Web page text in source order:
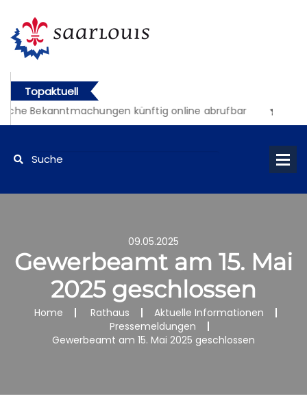
Topaktuell
Bekanntmachungen künftig online abrufbar
09.05.2025
Gewerbeamt am 15. Mai
2025 geschlossen
Home Rathaus
Aktuelle Informationen
Pressemeldungen
Gewerbeamt am 15. Mai 2025 geschlossen